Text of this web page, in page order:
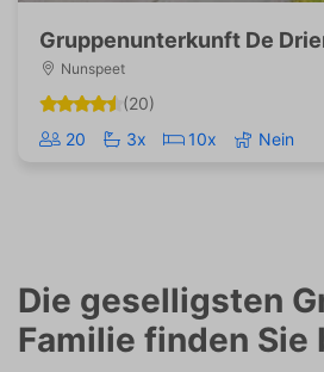
Gruppenunterkunft De
Nunspeet
(20)
20
3x 10x Nein
Die geselligsten
Familie finden Sie